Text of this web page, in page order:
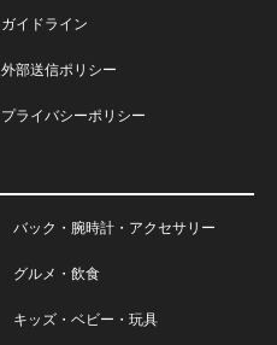
ガイドライン
外部送信ポリシー
プライバシーポリシー
バック・腕時計・アクセサリー
グルメ・飲食
キッズ・ベビー・玩具